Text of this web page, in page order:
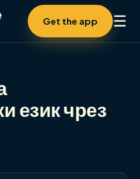
Get the app ☰
език чрез